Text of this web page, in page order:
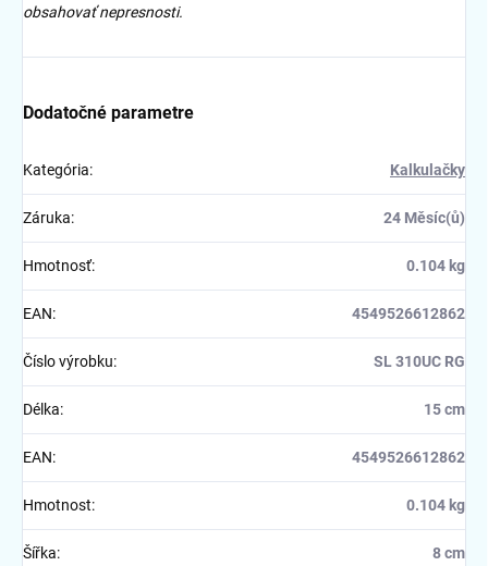
obsahovať nepresnosti.
Dodatočné parametre
Kategória: Kalkulačky
Záruka: 24 Měsíc(ů)
Hmotnosť: 0.104 kg
EAN: 4549526612862
Číslo výrobku: SL 310UC RG
Délka: 15 cm
EAN: 4549526612862
Hmotnost: 0.104 kg
Šířka: 8 cm